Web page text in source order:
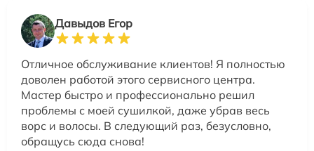
Давыдов Егор
Отличное обслуживание клиентов! Я полностью
доволен работой этого сервисного центра.
Мастер быстро и профессионально решил
проблемы с моей сушилкой, даже убрав весь
ворс и волосы. В следующий раз, безусловно,
обращусь сюда снова!